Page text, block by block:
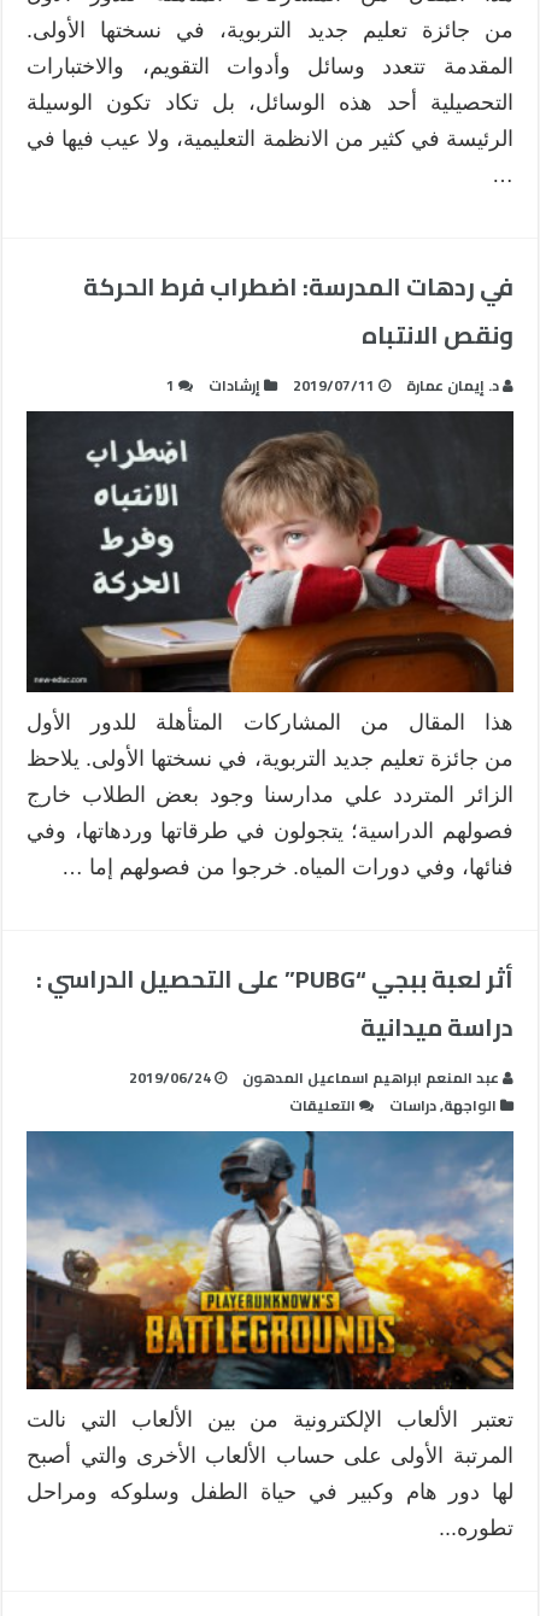
من جائزة تعليم جديد التربوية، في نسختها الأولى.
المقدمة تتعدد وسائل وأدوات التقويم، والاختبارات
التحصيلية أحد هذه الوسائل، بل تكاد تكون الوسيلة
الرئيسة في كثير من الانظمة التعليمية، ولا عيب فيها في
…
في ردهات المدرسة: اضطراب فرط الحركة
ونقص الانتباه
د. إيمان عمارة 2019/07/11 إرشادات 1
هذا المقال من المشاركات المتأهلة للدور الأول
من جائزة تعليم جديد التربوية، في نسختها الأولى. يلاحظ
الزائر المتردد علي مدارسنا وجود بعض الطلاب خارج
فصولهم الدراسية؛ يتجولون في طرقاتها وردهاتها، وفي
فنائها، وفي دورات المياه. خرجوا من فصولهم إما …
أثر لعبة ببجي “PUBG” على التحصيل الدراسي :
دراسة ميدانية
عبد المنعم ابراهيم اسماعيل المدهون
2019/06/24
الواجهة,دراسات التعليقات
أثر
لعبة
ببجي
“PUBG”
على
التحصيل
الدراسي
:
دراسة
ميدانية
تعتبر الألعاب الإلكترونية من بين الألعاب التي نالت
المرتبة الأولى على حساب الألعاب الأخرى والتي أصبح
لها دور هام وكبير في حياة الطفل وسلوكه ومراحل
تطوره...